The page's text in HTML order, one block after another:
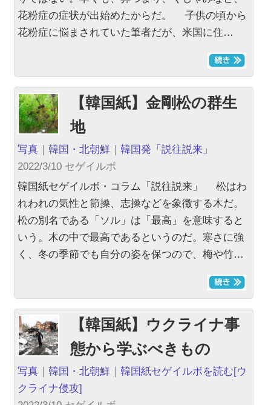
花粉症の症状が出始めたからだ。 子供の頃から
花粉症に悩まされていた筆者だが、米国に住…
【韓国紙】金剛松の群生
地
写真 ｜韓国・北朝鮮 ｜韓国発「説往説来」
2022/3/10 セゲイルボ
韓国紙セゲイルボ・コラム「説往説来」 松はわ
れわれの気性と節操、志操などを象徴する木だ。
松の別名である「ソル」は「最高」を意味すると
いう。木の中で最高であるというのだ。寒さに強
く、冬の季節でも自分の姿を保つので、梅や竹…
【韓国紙】ウクライナ事
態から学ぶべきもの
写真 ｜韓国・北朝鮮 ｜韓国紙セゲイルボを読む[ウ
クライナ侵攻]